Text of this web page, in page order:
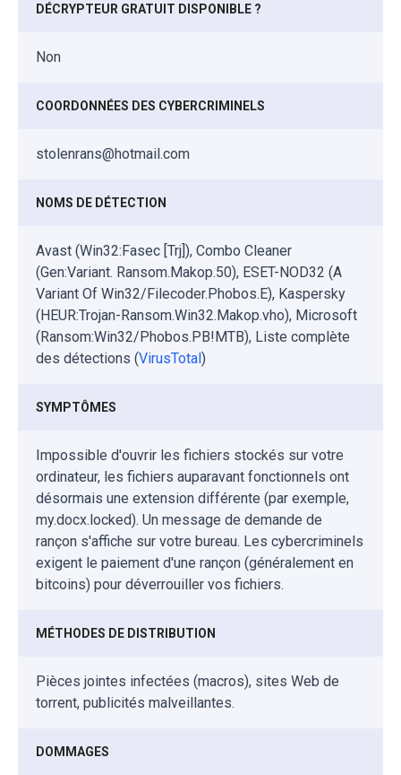
DÉCRYPTEUR GRATUIT DISPONIBLE ?
Non
COORDONNÉES DES CYBERCRIMINELS
stolenrans@hotmail.com
NOMS DE DÉTECTION
Avast (Win32:Fasec [Trj]), Combo Cleaner
(Gen:Variant. Ransom.Makop.50), ESET-NOD32 (A
Variant Of Win32/Filecoder.Phobos.E), Kaspersky
(HEUR:Trojan-Ransom.Win32.Makop.vho), Microsoft
(Ransom:Win32/Phobos.PB!MTB), Liste complète
des détections (VirusTotal)
SYMPTÔMES
Impossible d'ouvrir les fichiers stockés sur votre
ordinateur, les fichiers auparavant fonctionnels ont
désormais une extension différente (par exemple,
my.docx.locked). Un message de demande de
rançon s'affiche sur votre bureau. Les cybercriminels
exigent le paiement d'une rançon (généralement en
bitcoins) pour déverrouiller vos fichiers.
MÉTHODES DE DISTRIBUTION
Pièces jointes infectées (macros), sites Web de
torrent, publicités malveillantes.
DOMMAGES